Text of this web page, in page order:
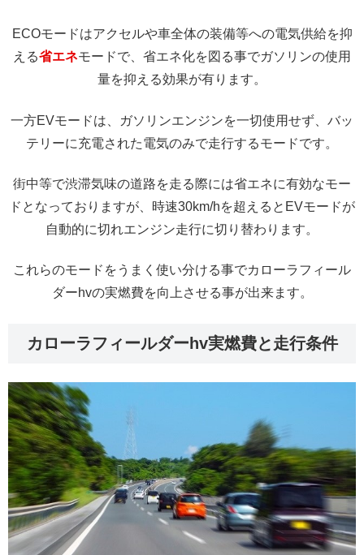
ECOモードはアクセルや車全体の装備等への電気供給を抑
える省エネモードで、省エネ化を図る事でガソリンの使用
量を抑える効果が有ります。
一方EVモードは、ガソリンエンジンを一切使用せず、バッ
テリーに充電された電気のみで走行するモードです。
街中等で渋滞気味の道路を走る際には省エネに有効なモー
ドとなっておりますが、時速30km/hを超えるとEVモードが
自動的に切れエンジン走行に切り替わります。
これらのモードをうまく使い分ける事でカローラフィール
ダーhvの実燃費を向上させる事が出来ます。
カローラフィールダーhv実燃費と走行条件